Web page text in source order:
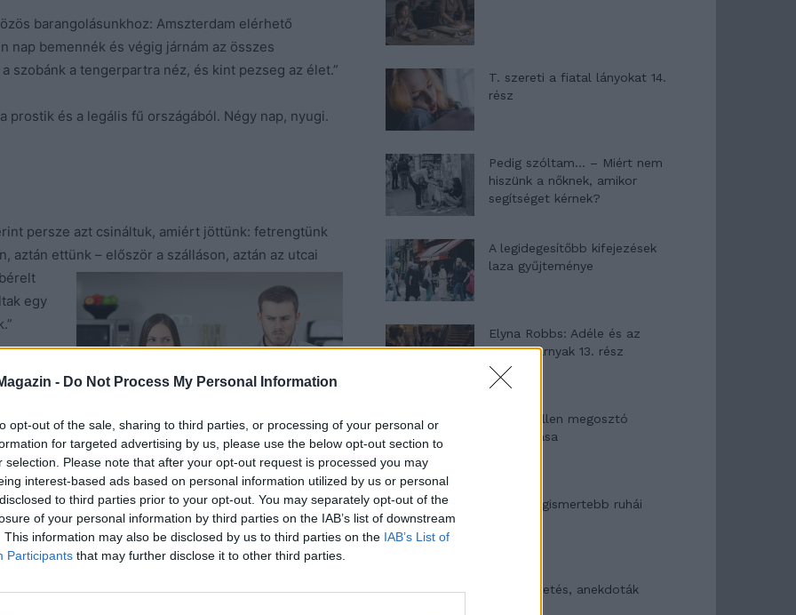
- Do Not Process My Personal Information
opt-out of the sale, sharing to third parties, or processing of your personal or
for targeted advertising by us, please use the below opt-out section to
selection. Please note that after your opt-out request is processed you may
interest-based ads based on personal information utilized by us or personal
to third parties prior to your opt-out. You may separately opt-out of the
of your personal information by third parties on the IAB’s list of downstream
This information may also be disclosed by us to third parties on the IAB’s List of
Participants that may further disclose it to other third parties.
barangolásunkhoz: Amszterdam elérhető
nap bemennék és végig járnám az összes
szobánk a tengerpartra néz, és kint pezseg az élet.”
prostik és a legális fű országából. Négy nap, nyugi.
persze azt csináltuk, amiért jöttünk: fetrengtünk
aztán ettünk – először a szálláson, aztán az utcai
egy
be
a partra futni, aztán kiültem az egyik parti
bringát bérelni. Visszarobogtam a szobába, de
az ágyból, és közölte, hogy bemegyünk
meg persze az Anne Frank ház, és esetleg egy
T. szereti a fiatal lányokat 14.
rész
Pedig szóltam… – Miért nem
hiszünk a nőknek, amikor
segítséget kérnek?
A legidegesítőbb kifejezések
laza gyűjteménye
Elyna Robbs: Adéle és az
örökölt árnyak 13. rész
Woody Allen megosztó
zsenialitása
A világ legismertebb ruhái
Nyár, nevetés, anekdoták